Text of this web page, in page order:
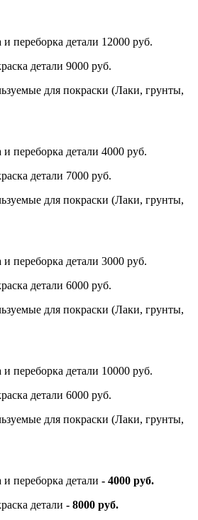
переборка детали 12000 руб.
детали 9000 руб.
для покраски (Лаки, грунты,
переборка детали 4000 руб.
детали 7000 руб.
для покраски (Лаки, грунты,
переборка детали 3000 руб.
детали 6000 руб.
для покраски (Лаки, грунты,
переборка детали 10000 руб.
детали 6000 руб.
для покраски (Лаки, грунты,
переборка детали - 4000 руб.
детали - 8000 руб.